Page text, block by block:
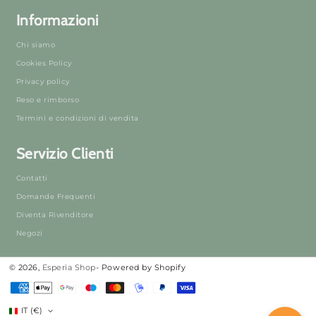
Informazioni
Chi siamo
Cookies Policy
Privacy policy
Reso e rimborso
Termini e condizioni di vendita
Servizio Clienti
Contatti
Domande Frequenti
Diventa Rivenditore
Negozi
© 2026, Esperia Shop- Powered by Shopify
Metodi
IT (€)